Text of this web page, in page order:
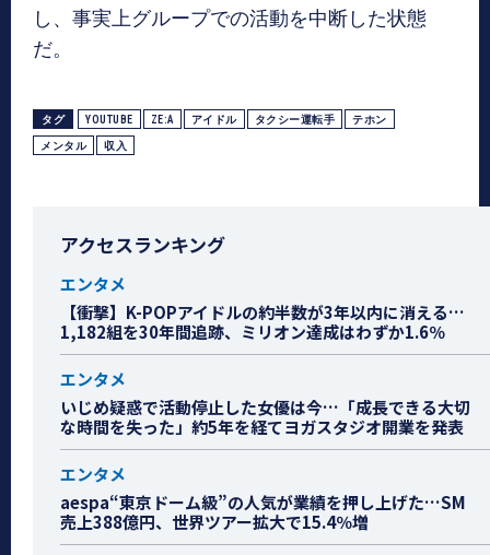
し、事実上グループでの活動を中断した状態
だ。
タグ YOUTUBE ZE:A アイドル タクシー運転手 テホン
メンタル 収入
アクセスランキング
エンタメ
【衝撃】K-POPアイドルの約半数が3年以内に消える…
1,182組を30年間追跡、ミリオン達成はわずか1.6％
エンタメ
いじめ疑惑で活動停止した女優は今…「成長できる大切
な時間を失った」約5年を経てヨガスタジオ開業を発表
エンタメ
aespa“東京ドーム級”の人気が業績を押し上げた…SM
売上388億円、世界ツアー拡大で15.4％増